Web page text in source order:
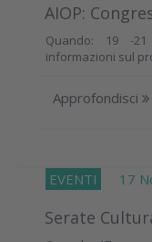
AIOP:
Quando: 19 -21
informazioni sul
Approfondisci
EVENTI 17
Serate